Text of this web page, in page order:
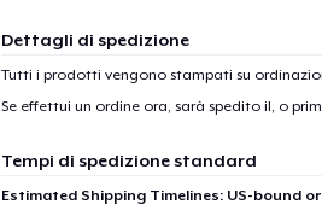
Dettagli di spedizione
Tutti i prodotti vengono stampati su
Se effettui un ordine ora, sarà spedito il, o
Tempi di spedizione standard
Estimated Shipping Timelines: US-bound